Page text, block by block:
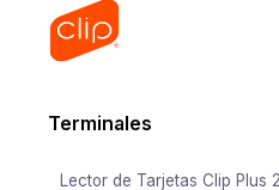
Terminales
Lector de Tarjetas Clip Plus 2